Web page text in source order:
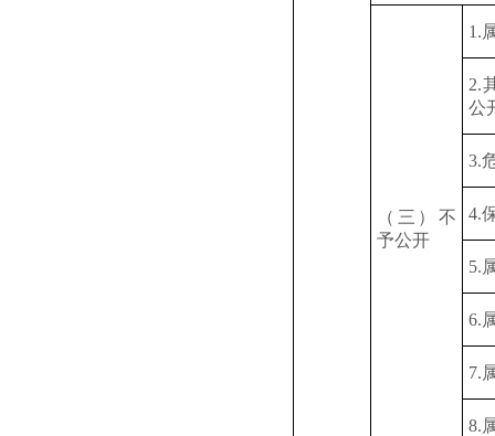
（三）不
予公开
1.
2.
公
3.
4.
5.
6.
7.
8.